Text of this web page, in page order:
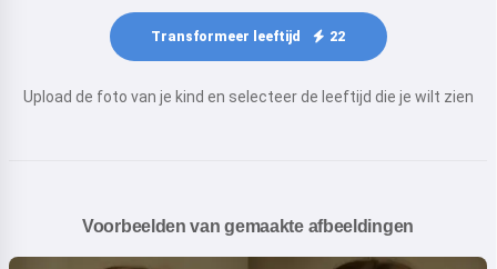
Transformeer leeftijd 22
Upload de foto van je kind en selecteer de leeftijd die je wilt zien
Voorbeelden van gemaakte afbeeldingen